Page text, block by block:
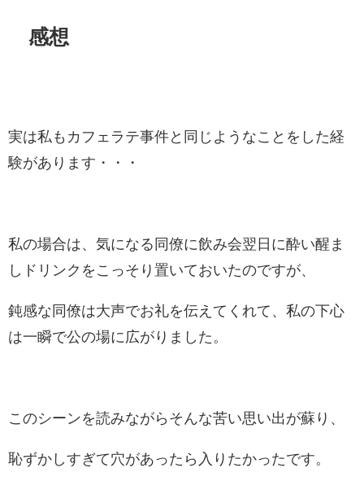
感想
実は私もカフェラテ事件と同じようなことをした経
験があります・・・
私の場合は、気になる同僚に飲み会翌日に酔い醒ま
しドリンクをこっそり置いておいたのですが、
鈍感な同僚は大声でお礼を伝えてくれて、私の下心
は一瞬で公の場に広がりました。
このシーンを読みながらそんな苦い思い出が蘇り、
恥ずかしすぎて穴があったら入りたかったです。